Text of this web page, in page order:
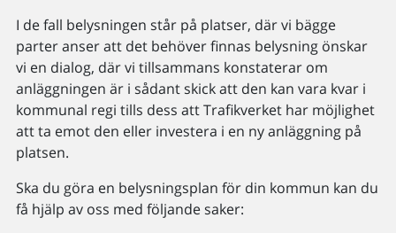
I de fall belysningen står på platser, där vi bägge
parter anser att det behöver finnas belysning önskar
vi en dialog, där vi tillsammans konstaterar om
anläggningen är i sådant skick att den kan vara kvar i
kommunal regi tills dess att Trafikverket har möjlighet
att ta emot den eller investera i en ny anläggning på
platsen.
Ska du göra en belysningsplan för din kommun kan du
få hjälp av oss med följande saker: